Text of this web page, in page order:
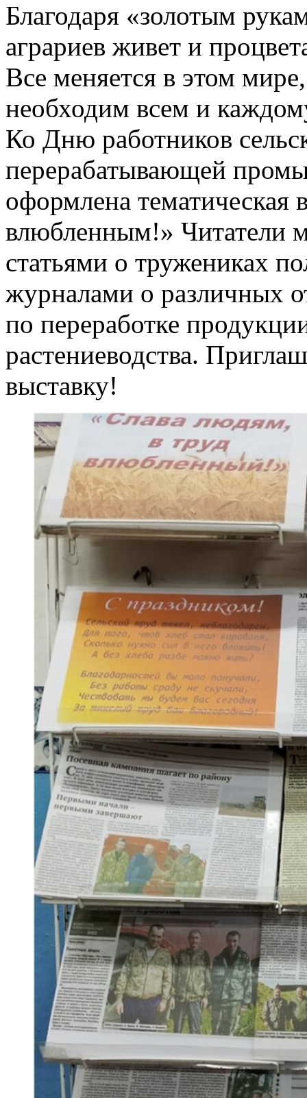
Благодаря «золотым
аграриев живет и
Все меняется в этом
необходим всем и
Ко Дню работников
перерабатывающей
оформлена тематическая
влюбленным!» Читатели
статьями о тружениках
журналами о различных
по переработке
растениеводства.
выставку!